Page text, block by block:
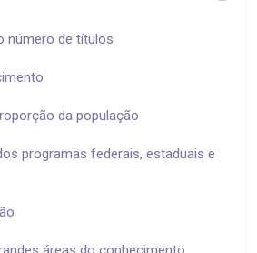
número de títulos
da população
programas federais, estaduais e